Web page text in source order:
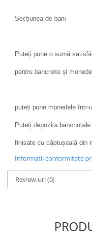
Secțiunea de bani
Puteți pune o sumă
pentru bancnote și monede.
puteți pune monedele
Puteți depozita
finisate cu căptușeală din
Informatii conformitate
Review-uri(0)